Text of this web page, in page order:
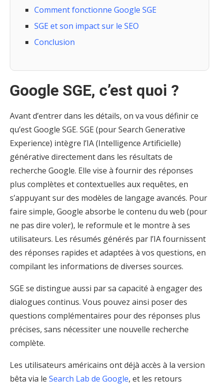
Comment fonctionne Google SGE
SGE et son impact sur le SEO
Conclusion
Google SGE, c’est quoi ?
Avant d’entrer dans les détails, on va vous définir ce
qu’est Google SGE. SGE (pour Search Generative
Experience) intègre l’IA (Intelligence Artificielle)
générative directement dans les résultats de
recherche Google. Elle vise à fournir des réponses
plus complètes et contextuelles aux requêtes, en
s’appuyant sur des modèles de langage avancés. Pour
faire simple, Google absorbe le contenu du web (pour
ne pas dire voler), le reformule et le montre à ses
utilisateurs. Les résumés générés par l’IA fournissent
des réponses rapides et adaptées à vos questions, en
compilant les informations de diverses sources.
SGE se distingue aussi par sa capacité à engager des
dialogues continus. Vous pouvez ainsi poser des
questions complémentaires pour des réponses plus
précises, sans nécessiter une nouvelle recherche
complète.
Les utilisateurs américains ont déjà accès à la version
bêta via le Search Lab de Google, et les retours